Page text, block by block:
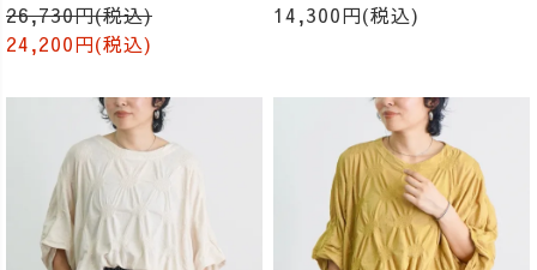
26,730円(税込)
24,200円(税込)
14,300円(税込)